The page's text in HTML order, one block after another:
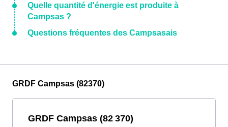
Quelle quantité d'énergie est produite à
Campsas ?
Questions fréquentes des Campsasais
GRDF Campsas (82370)
GRDF Campsas (82 370)